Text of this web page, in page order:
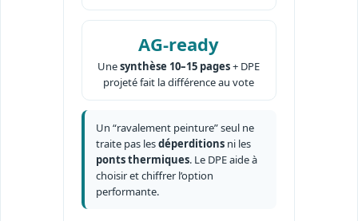
AG-ready
Unesynthèse 10–15 pages+ DPE
projeté fait la différence au vote
Un “ravalement peinture” seul ne
traite pas lesdéperditions ni les
ponts thermiques. Le DPE aide à
choisir et chiffrer l’option
performante.